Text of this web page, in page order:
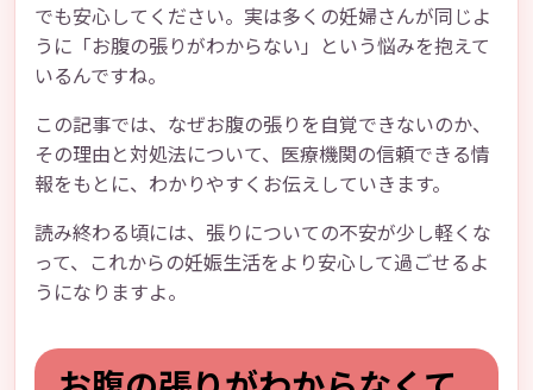
でも安心してください。実は多くの妊婦さんが同じよ
うに「お腹の張りがわからない」という悩みを抱えて
いるんですね。
この記事では、なぜお腹の張りを自覚できないのか、
その理由と対処法について、医療機関の信頼できる情
報をもとに、わかりやすくお伝えしていきます。
読み終わる頃には、張りについての不安が少し軽くな
って、これからの妊娠生活をより安心して過ごせるよ
うになりますよ。